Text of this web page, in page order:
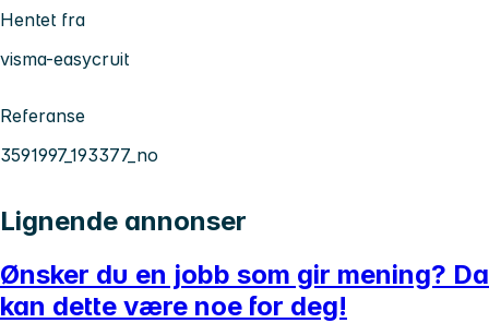
Hentet fra
visma-easycruit
Referanse
3591997_193377_no
Lignende annonser
Ønsker du en jobb som gir mening? Da
kan dette være noe for deg!